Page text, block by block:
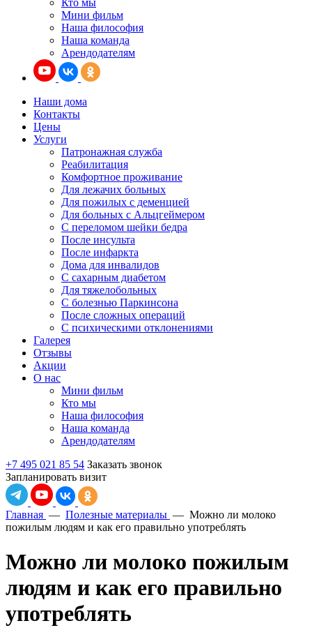
Кто мы
Мини фильм
Наша философия
Наша команда
Арендодателям
Наши дома
Контакты
Цены
Услуги
Патронажная служба
Реабилитация
Комфортное проживание
Для лежачих больных
Для пожилых с деменцией
Для больных с Альцгеймером
С переломом шейки бедра
После инсульта
После инфаркта
Дома для инвалидов
С сахарным диабетом
Для тяжелобольных
С болезнью Паркинсона
После сложных операций
С психическими отклонениями
Галерея
Отзывы
Акции
О нас
Мини фильм
Кто мы
Наша философия
Наша команда
Арендодателям
+7 495 021 85 54 Заказать звонок
Запланировать визит
Главная — Полезные материалы — Можно ли молоко
пожилым людям и как его правильно употреблять
Можно ли молоко пожилым
людям и как его правильно
употреблять